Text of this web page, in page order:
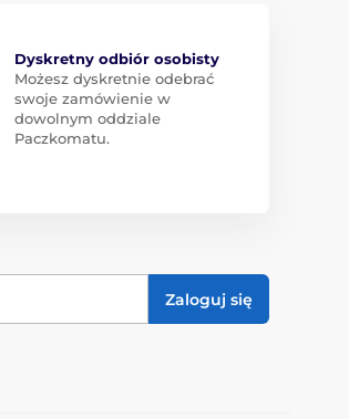
Dyskretny odbiór osobisty
Możesz dyskretnie odebrać
swoje zamówienie w
dowolnym oddziale
Paczkomatu.
Zaloguj się